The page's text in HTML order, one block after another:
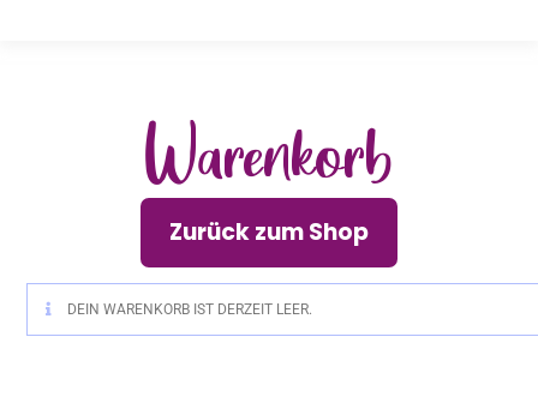
Warenkorb
Zurück zum Shop
DEIN WARENKORB IST DERZEIT LEER.